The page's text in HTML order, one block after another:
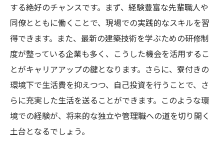
充実した生活を送るための寮付き求人の活
用
守谷駅の生活環境がもたらす心の豊かさ
高収入を実現するための生活計画
仕事とプライベートの両立をサポートする
環境
質の高い生活を目指すための鉄筋工求人選
する絶好のチャンスです。まず、経験豊富な先輩職人や
同僚とともに働くことで、現場での実践的なスキルを習
得できます。また、最新の建築技術を学ぶための研修制
度が整っている企業も多く、こうした機会を活用するこ
とがキャリアアップの鍵となります。さらに、寮付きの
環境下で生活費を抑えつつ、自己投資を行うことで、さ
らに充実した生活を送ることができます。このような環
境での経験が、将来的な独立や管理職への道を切り開く
土台となるでしょう。